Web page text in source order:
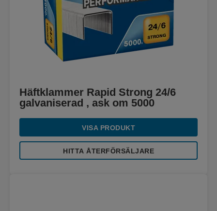
Häftklammer Rapid Strong 24/6
galvaniserad , ask om 5000
VISA PRODUKT
HITTA ÅTERFÖRSÄLJARE